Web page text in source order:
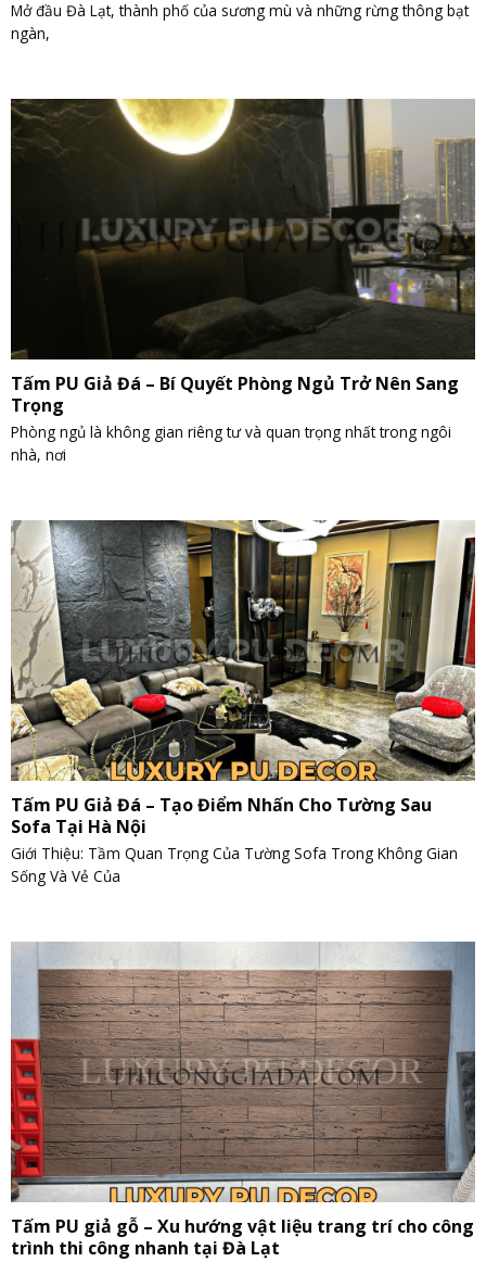
Mở đầu Đà Lạt, thành phố của sương mù và những rừng thông bạt
ngàn,
Tấm PU Giả Đá – Bí Quyết Phòng Ngủ Trở Nên Sang
Trọng
Phòng ngủ là không gian riêng tư và quan trọng nhất trong ngôi
nhà, nơi
Tấm PU Giả Đá – Tạo Điểm Nhấn Cho Tường Sau
Sofa Tại Hà Nội
Giới Thiệu: Tầm Quan Trọng Của Tường Sofa Trong Không Gian
Sống Và Vẻ Của
Tấm PU giả gỗ – Xu hướng vật liệu trang trí cho công
trình thi công nhanh tại Đà Lạt